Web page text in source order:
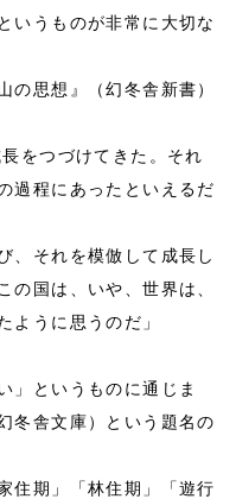
いうものが非常に大切な
思想』（幻冬舎新書）
をつづけてきた。それ
過程にあったといえるだ
、それを模倣して成長し
の国は、いや、世界は、
ように思うのだ」
」というものに通じま
冬舎文庫）という題名の
住期」「林住期」「遊行